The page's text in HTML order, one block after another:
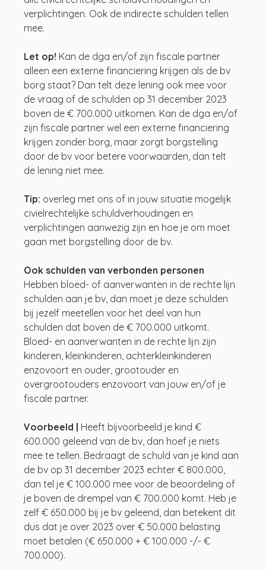
verplichtingen. Ook de indirecte schulden tellen
mee.
Let op! Kan de dga en/of zijn fiscale partner
alleen een externe financiering krijgen als de bv
borg staat? Dan telt deze lening ook mee voor
de vraag of de schulden op 31 december 2023
boven de € 700.000 uitkomen. Kan de dga en/of
zijn fiscale partner wel een externe financiering
krijgen zonder borg, maar zorgt borgstelling
door de bv voor betere voorwaarden, dan telt
de lening niet mee.
Tip: overleg met ons of in jouw situatie mogelijk
civielrechtelijke schuldverhoudingen en
verplichtingen aanwezig zijn en hoe je om moet
gaan met borgstelling door de bv.
Ook schulden van verbonden personen
Hebben bloed- of aanverwanten in de rechte lijn
schulden aan je bv, dan moet je deze schulden
bij jezelf meetellen voor het deel van hun
schulden dat boven de € 700.000 uitkomt.
Bloed- en aanverwanten in de rechte lijn zijn
kinderen, kleinkinderen, achterkleinkinderen
enzovoort en ouder, grootouder en
overgrootouders enzovoort van jouw en/of je
fiscale partner.
Voorbeeld | Heeft bijvoorbeeld je kind €
600.000 geleend van de bv, dan hoef je niets
mee te tellen. Bedraagt de schuld van je kind aan
de bv op 31 december 2023 echter € 800.000,
dan tel je € 100.000 mee voor de beoordeling of
je boven de drempel van € 700.000 komt. Heb je
zelf € 650.000 bij je bv geleend, dan betekent dit
dus dat je over 2023 over € 50.000 belasting
moet betalen (€ 650.000 + € 100.000 -/- €
700.000).